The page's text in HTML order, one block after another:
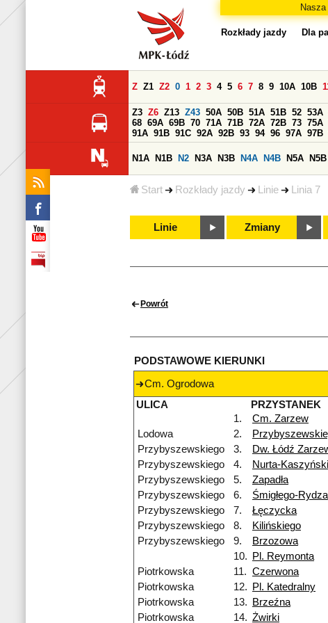
Start Rozkłady jazdy Linie Linia 7
Rozkłady jazdy Dla
Z Z1 Z2 0 1 2 3 4 5 6 7 8 9 10A 10B
Z3 Z6 Z13 Z43 50A 50B 51A 51B 52 53A
68 69A 69B 70 71A 71B 72A 72B 73 75A
91A 91B 91C 92A 92B 93 94 96 97A 97B
N1A N1B N2 N3A N3B N4A N4B N5A N5B
Linie Zmiany
Powrót
PODSTAWOWE KIERUNKI
Cm. Ogrodowa
ULICA
PRZYSTANEK
1.
Cm. Zarzew
Lodowa
2.
Przybyszewskiego
3. Dw. Łódź
Przybyszewskiego
4. Nurta-
Przybyszewskiego
5. Zapadła
Przybyszewskiego
6. Śmigłego-Rydza
Przybyszewskiego
7. Łęczycka
Przybyszewskiego
8. Kilińskiego
Przybyszewskiego
9. Brzozowa
10.
Pl. Reymonta
Piotrkowska
11. Czerwona
Piotrkowska
12. Pl. Katedralny
Piotrkowska
13. Brzeźna
Piotrkowska
14. Żwirki